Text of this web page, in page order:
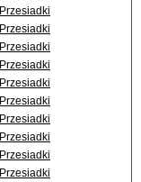
Przesiadki
Przesiadki
Przesiadki
Przesiadki
Przesiadki
Przesiadki
Przesiadki
Przesiadki
Przesiadki
Przesiadki